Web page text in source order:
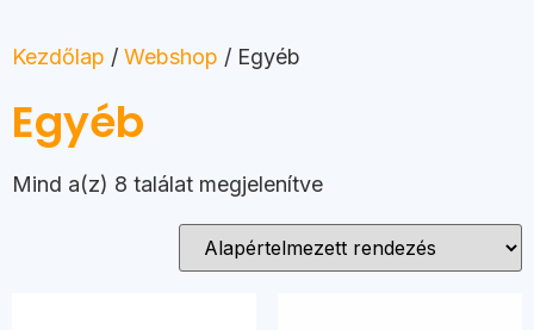
Kezdőlap / Webshop / Egyéb
Egyéb
Mind a(z) 8 találat megjelenítve